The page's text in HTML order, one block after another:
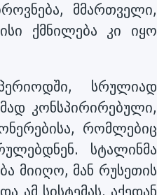
მმართველი,
ქმნილება კი იყო
სრულიად
კონსპირირებული,
რომლებიც
სტალინმა
მიიღო, მან რუსეთის
ამ სისტემას. აქედან